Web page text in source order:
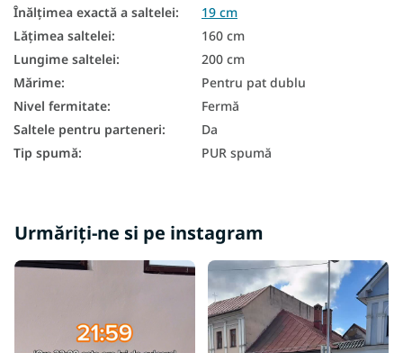
Saltea duritate H3
Saltele dure 160x200
Înălțimea exactă a saltelei:
19 cm
Lățimea saltelei:
160 cm
Lungime saltelei:
200 cm
Mărime:
Pentru pat dublu
Nivel fermitate:
Fermă
Saltele pentru parteneri:
Da
Tip spumă: PUR spumă
Urmăriți-ne si pe instagram